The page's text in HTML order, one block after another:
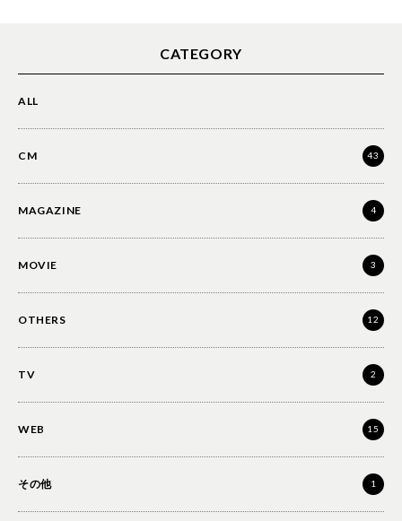
CATEGORY
ALL
CM 43
MAGAZINE 4
MOVIE 3
OTHERS 12
TV 2
WEB 15
その他 1